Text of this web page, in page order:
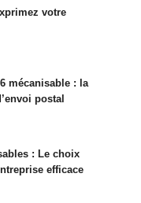
votre
mécanisable : la
postal
: Le choix
efficace